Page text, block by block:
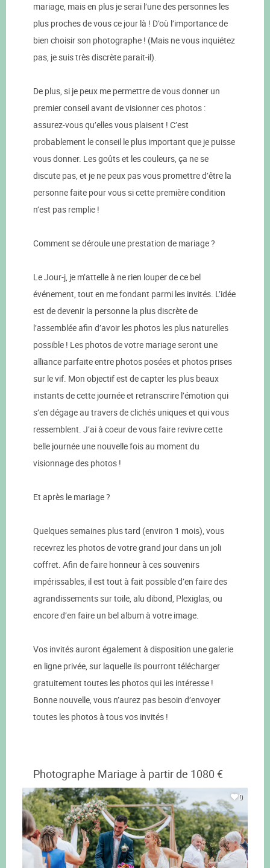
mariage, mais en plus je serai l’une des personnes les
plus proches de vous ce jour là ! D’où l’importance de
bien choisir son photographe ! (Mais ne vous inquiétez
pas, je suis très discrète parait-il).
De plus, si je peux me permettre de vous donner un
premier conseil avant de visionner ces photos :
assurez-vous qu’elles vous plaisent ! C’est
probablement le conseil le plus important que je puisse
vous donner. Les goûts et les couleurs, ça ne se
discute pas, et je ne peux pas vous promettre d’être la
personne faite pour vous si cette première condition
n’est pas remplie !
Comment se déroule une prestation de mariage ?
Le Jour-j, je m’attelle à ne rien louper de ce bel
événement, tout en me fondant parmi les invités. L’idée
est de devenir la personne la plus discrète de
l’assemblée afin d’avoir les photos les plus naturelles
possible ! Les photos de votre mariage seront une
alliance parfaite entre photos posées et photos prises
sur le vif. Mon objectif est de capter les plus beaux
instants de cette journée et retranscrire l’émotion qui
s’en dégage au travers de clichés uniques et qui vous
ressemblent. J’ai à coeur de vous faire revivre cette
belle journée une nouvelle fois au moment du
visionnage des photos !
Et après le mariage ?
Quelques semaines plus tard (environ 1 mois), vous
recevrez les photos de votre grand jour dans un joli
coffret. Afin de faire honneur à ces souvenirs
impérissables, il est tout à fait possible d’en faire des
agrandissements sur toile, alu dibond, Plexiglas, ou
encore d’en faire un bel album à votre image.
Vos invités auront également à disposition une galerie
en ligne privée, sur laquelle ils pourront télécharger
gratuitement toutes les photos qui les intéresse !
Bonne nouvelle, vous n’aurez pas besoin d’envoyer
toutes les photos à tous vos invités !
Photographe Mariage à partir de 1080 €
0